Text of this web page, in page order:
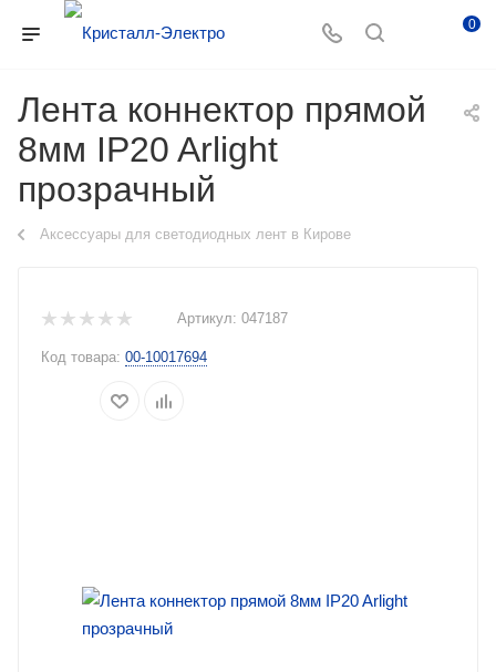
0
Лента коннектор прямой
8мм IP20 Arlight
прозрачный
Аксессуары для светодиодных лент в Кирове
Артикул: 047187
Код товара: 00-10017694